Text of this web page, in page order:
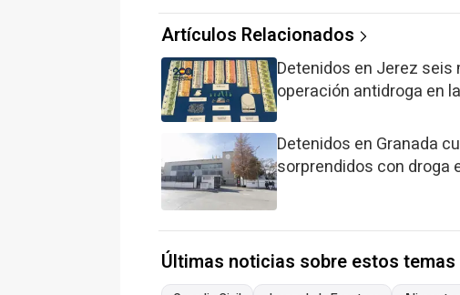
Artículos Relacionados
Detenidos en Jerez
operación antidroga en
Detenidos en Granada
sorprendidos con droga
Últimas noticias sobre estos temas